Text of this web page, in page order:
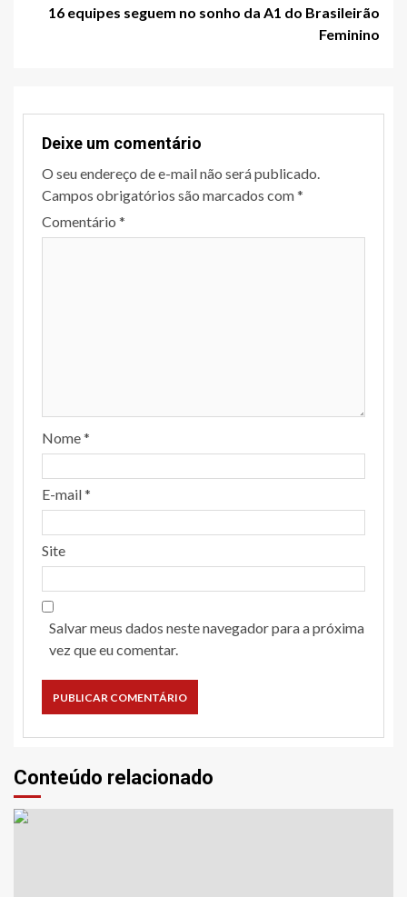
16 equipes seguem no sonho da A1 do Brasileirão
Feminino
Deixe um comentário
O seu endereço de e-mail não será publicado.
Campos obrigatórios são marcados com*
Comentário *
Nome*
E-mail*
Site
Salvar meus dados neste navegador para a próxima
vez que eu comentar.
Conteúdo relacionado